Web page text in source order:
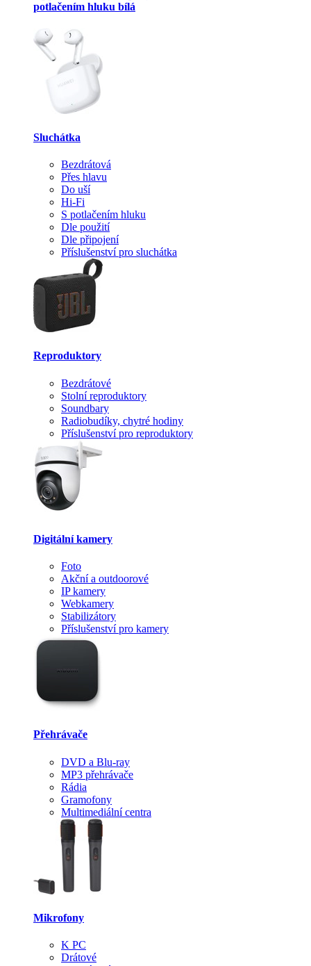
potlačením hluku bílá
Sluchátka
Bezdrátová
Přes hlavu
Do uší
Hi-Fi
S potlačením hluku
Dle použití
Dle připojení
Příslušenství pro sluchátka
Reproduktory
Bezdrátové
Stolní reproduktory
Soundbary
Radiobudíky, chytré hodiny
Příslušenství pro reproduktory
Digitální kamery
Foto
Akční a outdoorové
IP kamery
Webkamery
Stabilizátory
Příslušenství pro kamery
Přehrávače
DVD a Blu-ray
MP3 přehrávače
Rádia
Gramofony
Multimediální centra
Mikrofony
K PC
Drátové